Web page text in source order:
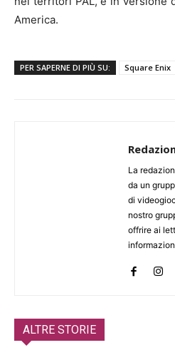
America.
PER SAPERNE DI PIÙ SU: Square Enix
La
da un
di
nostro
offrire ai
ALTRE STORIE